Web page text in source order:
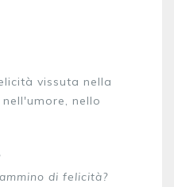
vissuta nella
nello
di felicità?